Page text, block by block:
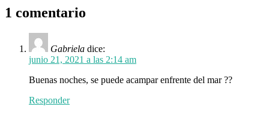
1 comentario
Gabriela dice:
junio 21, 2021 a las 2:14 am
Buenas noches, se puede acampar enfrente del mar ??
Responder